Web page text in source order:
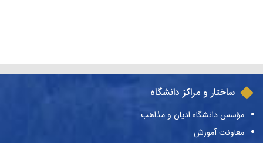
ساختار و مراکز دانشگاه
مؤسس دانشگاه ادیان و مذاهب
معاونت آموزش